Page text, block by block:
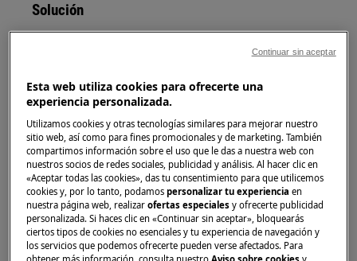
Solución
Cocinar alimentos congelados en el microondas
Esta web utiliza cookies para ofrecerte una
experiencia personalizada.
Utilizamos cookies y otras tecnologías similares para mejorar nuestro
sitio web, así como para fines promocionales y de marketing. También
compartimos información sobre el uso que le das a nuestra web con
nuestros socios de redes sociales, publicidad y análisis. Al hacer clic en
«Aceptar todas las cookies», das tu consentimiento para que utilicemos
cookies y, por lo tanto, podamospersonalizar tu experienciaen
nuestra página web, realizarofertas especiales y ofrecerte publicidad
personalizada. Si haces clic en «Continuar sin aceptar», bloquearás
ciertos tipos de cookies no esenciales y tu experiencia de navegación y
los servicios que podemos ofrecerte pueden verse afectados. Para
Continuar sin aceptar